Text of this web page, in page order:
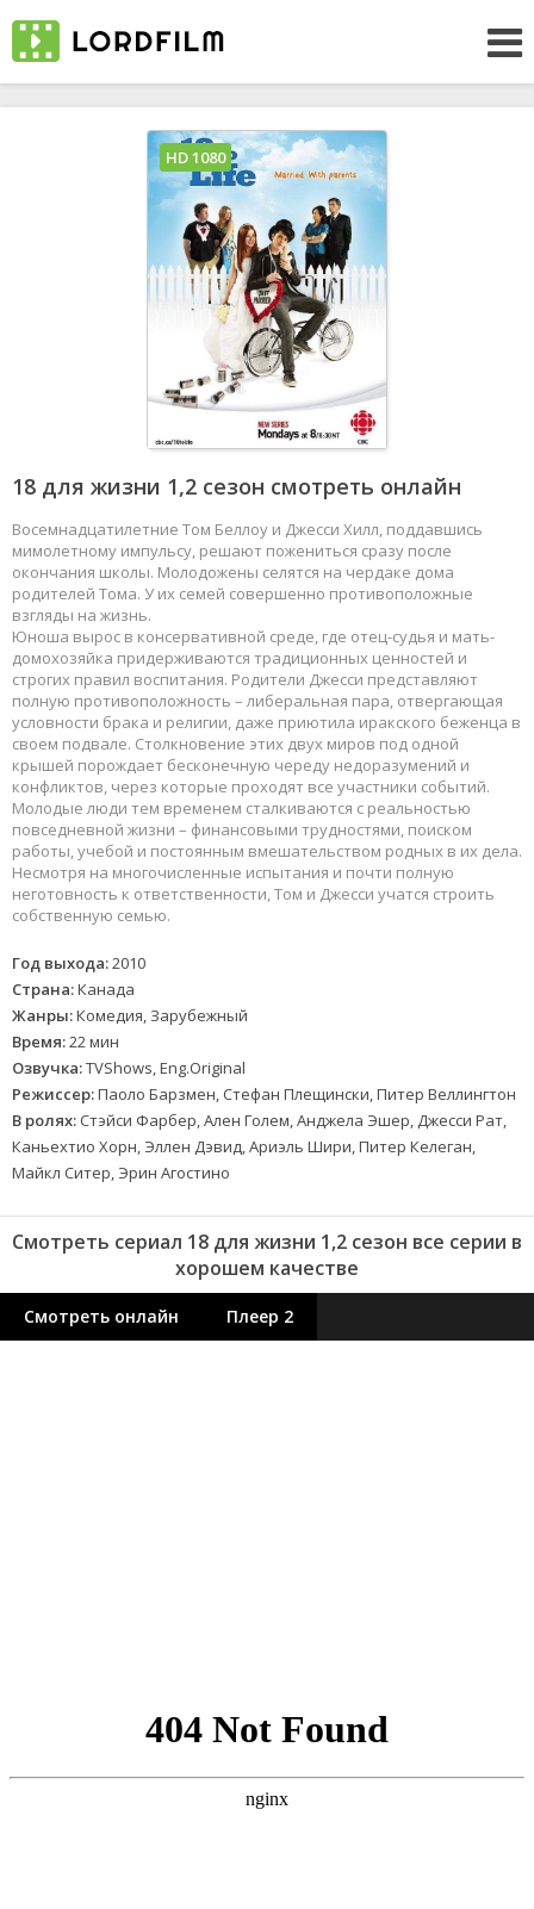
18 для жизни 1,2 сезон смотреть онлайн
Восемнадцатилетние Том Беллоу и Джесси Хилл, поддавшись
мимолетному импульсу, решают пожениться сразу после
окончания школы. Молодожены селятся на чердаке дома
родителей Тома. У их семей совершенно противоположные
взгляды на жизнь.
Юноша вырос в консервативной среде, где отец-судья и мать-
домохозяйка придерживаются традиционных ценностей и
строгих правил воспитания. Родители Джесси представляют
полную противоположность – либеральная пара, отвергающая
условности брака и религии, даже приютила иракского беженца в
своем подвале. Столкновение этих двух миров под одной
крышей порождает бесконечную череду недоразумений и
конфликтов, через которые проходят все участники событий.
Молодые люди тем временем сталкиваются с реальностью
повседневной жизни – финансовыми трудностями, поиском
работы, учебой и постоянным вмешательством родных в их дела.
Несмотря на многочисленные испытания и почти полную
неготовность к ответственности, Том и Джесси учатся строить
собственную семью.
Год выхода:2010
Страна:Канада
Жанры:Комедия, Зарубежный
Время:22 мин
Озвучка:TVShows, Eng.Original
Режиссер:Паоло Барзмен, Стефан Плещински, Питер Веллингтон
В ролях: Стэйси Фарбер, Ален Голем, Анджела Эшер, Джесси Рат,
Каньехтио Хорн, Эллен Дэвид, Ариэль Шири, Питер Келеган,
Майкл Ситер, Эрин Агостино
HD 1080
Смотреть сериал 18 для жизни 1,2 сезон все серии в
хорошем качестве
Смотреть онлайн Плеер 2